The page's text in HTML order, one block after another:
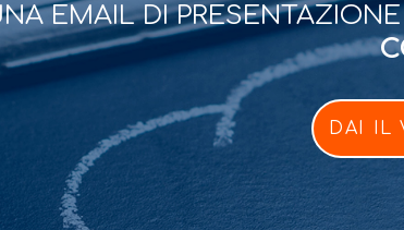
EMAIL DI
DAI IL